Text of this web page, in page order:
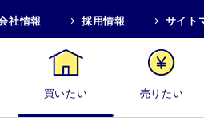
社情報 採用情報 サイト
買いたい 売りたい